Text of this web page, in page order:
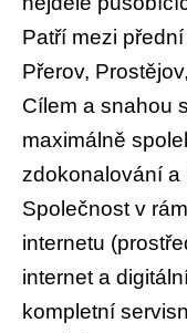
Patří mezi
Přerov,
Cílem a snahou
maximálně
zdokonalování a
Společnost v
internetu
internet a
kompletní